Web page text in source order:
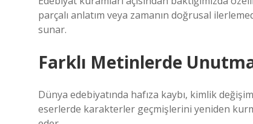
parçalı anlatım veya zamanın doğrusal
sunar.
Farklı Metinlerde
Dünya edebiyatında hafıza kaybı, kimlik
eserlerde karakterler geçmişlerini yeniden